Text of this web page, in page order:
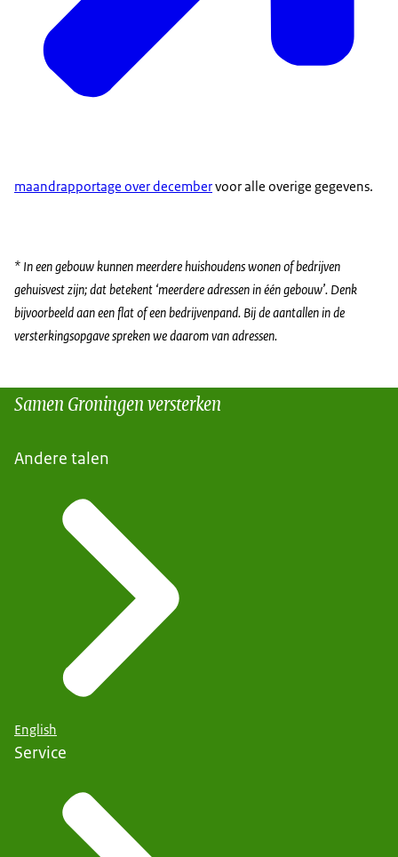
maandrapportage over decembervoor alle overige gegevens.
* In een gebouw kunnen meerdere huishoudens wonen of bedrijven
gehuisvest zijn; dat betekent ‘meerdere adressen in één gebouw’. Denk
bijvoorbeeld aan een flat of een bedrijvenpand. Bij de aantallen in de
versterkingsopgave spreken we daarom van adressen.
Samen Groningen versterken
Andere talen
English
Service